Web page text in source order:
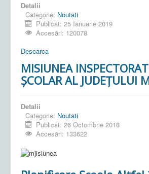
Detalii
Categorie: Noutati
Publicat: 25 Ianuarie 2019
Accesări: 120078
Descarca
MISIUNEA
ŞCOLAR AL JUDEŢULUI
Detalii
Categorie: Noutati
Publicat: 26 Octombrie 2018
Accesări: 133622